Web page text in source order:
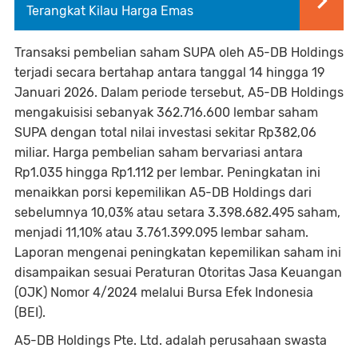
Terangkat Kilau Harga Emas
Transaksi pembelian saham SUPA oleh A5-DB Holdings
terjadi secara bertahap antara tanggal 14 hingga 19
Januari 2026. Dalam periode tersebut, A5-DB Holdings
mengakuisisi sebanyak 362.716.600 lembar saham
SUPA dengan total nilai investasi sekitar Rp382,06
miliar. Harga pembelian saham bervariasi antara
Rp1.035 hingga Rp1.112 per lembar. Peningkatan ini
menaikkan porsi kepemilikan A5-DB Holdings dari
sebelumnya 10,03% atau setara 3.398.682.495 saham,
menjadi 11,10% atau 3.761.399.095 lembar saham.
Laporan mengenai peningkatan kepemilikan saham ini
disampaikan sesuai Peraturan Otoritas Jasa Keuangan
(OJK) Nomor 4/2024 melalui Bursa Efek Indonesia
(BEI).
A5-DB Holdings Pte. Ltd. adalah perusahaan swasta